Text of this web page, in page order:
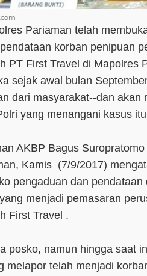
Pariaman telah
korban penipuan
PT First Travel di Mapolres
sejak awal bulan
dari masyarakat--dan akan
yang menangani kasus
AKBP Bagus
Kamis (7/9/2017)
pengaduan dan pendataan
menjadi pemasaran
First Travel .
posko, namun hingga saat
melapor telah menjadi